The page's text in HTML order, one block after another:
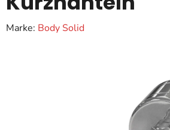
Marke: Body Solid